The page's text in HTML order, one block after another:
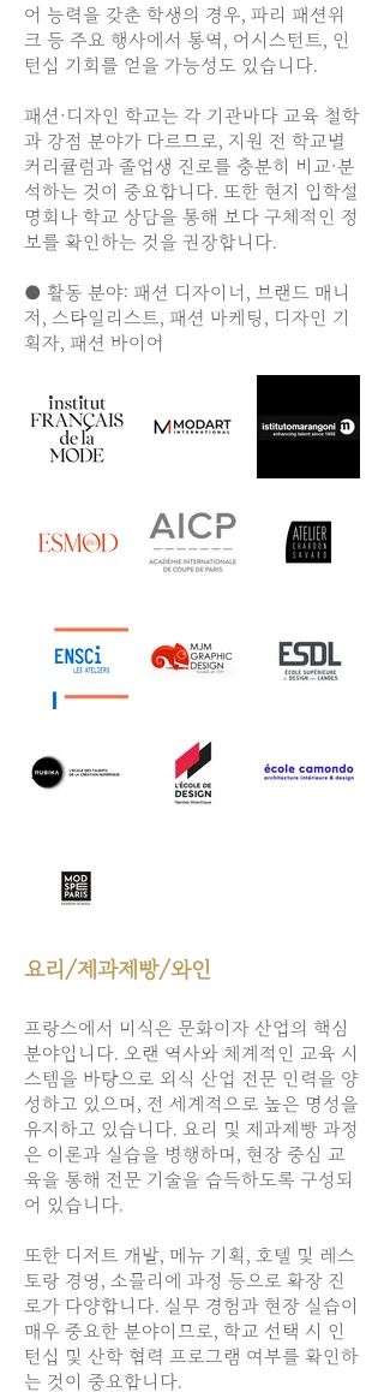
어 능력을 갖춘 학생의 경우, 파리 패션위
크 등 주요 행사에서 통역, 어시스턴트, 인
턴십 기회를 얻을 가능성도 있습니다.
패션·디자인 학교는 각 기관마다 교육 철학
과 강점 분야가 다르므로, 지원 전 학교별
커리큘럼과 졸업생 진로를 충분히 비교·분
석하는 것이 중요합니다. 또한 현지 입학설
명회나 학교 상담을 통해 보다 구체적인 정
보를 확인하는 것을 권장합니다.
● 활동 분야: 패션 디자이너, 브랜드 매니
저, 스타일리스트, 패션 마케팅, 디자인 기
획자, 패션 바이어
요리/제과제빵/와인
프랑스에서 미식은 문화이자 산업의 핵심
분야입니다. 오랜 역사와 체계적인 교육 시
스템을 바탕으로 외식 산업 전문 인력을 양
성하고 있으며, 전 세계적으로 높은 명성을
유지하고 있습니다. 요리 및 제과제빵 과정
은 이론과 실습을 병행하며, 현장 중심 교
육을 통해 전문 기술을 습득하도록 구성되
어 있습니다.
또한 디저트 개발, 메뉴 기획, 호텔 및 레스
토랑 경영, 소믈리에 과정 등으로 확장 진
로가 다양합니다. 실무 경험과 현장 실습이
매우 중요한 분야이므로, 학교 선택 시 인
턴십 및 산학 협력 프로그램 여부를 확인하
는 것이 중요합니다.